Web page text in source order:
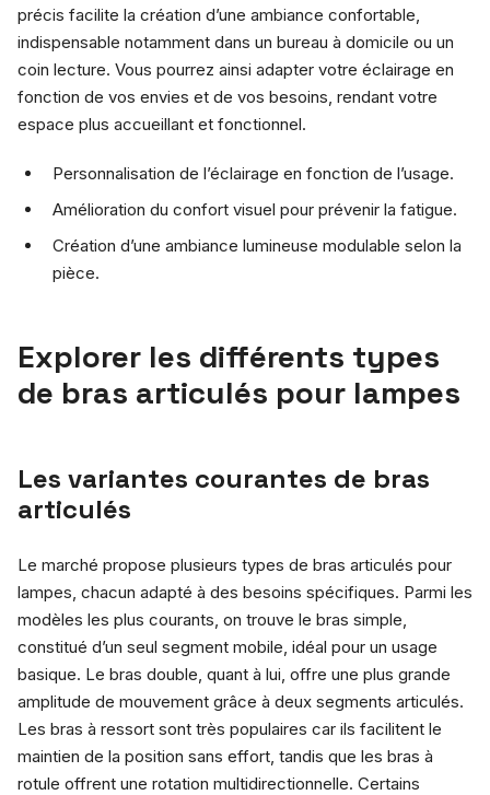
précis facilite la création d’une ambiance confortable,
indispensable notamment dans un bureau à domicile ou un
coin lecture. Vous pourrez ainsi adapter votre éclairage en
fonction de vos envies et de vos besoins, rendant votre
espace plus accueillant et fonctionnel.
Personnalisation de l’éclairage en fonction de l’usage.
Amélioration du confort visuel pour prévenir la fatigue.
Création d’une ambiance lumineuse modulable selon la
pièce.
Explorer les différents types
de bras articulés pour lampes
Les variantes courantes de bras
articulés
Le marché propose plusieurs types de bras articulés pour
lampes, chacun adapté à des besoins spécifiques. Parmi les
modèles les plus courants, on trouve le bras simple,
constitué d’un seul segment mobile, idéal pour un usage
basique. Le bras double, quant à lui, offre une plus grande
amplitude de mouvement grâce à deux segments articulés.
Les bras à ressort sont très populaires car ils facilitent le
maintien de la position sans effort, tandis que les bras à
rotule offrent une rotation multidirectionnelle. Certains